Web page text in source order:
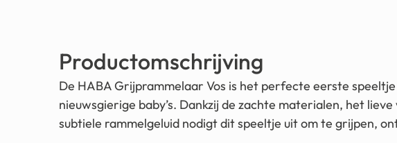
Productomschrijving
De HABA Grijprammelaar Vos is het perfecte eerste
nieuwsgierige baby’s. Dankzij de zachte materialen, het lieve
subtiele rammelgeluid nodigt dit speeltje uit om te grijpen,